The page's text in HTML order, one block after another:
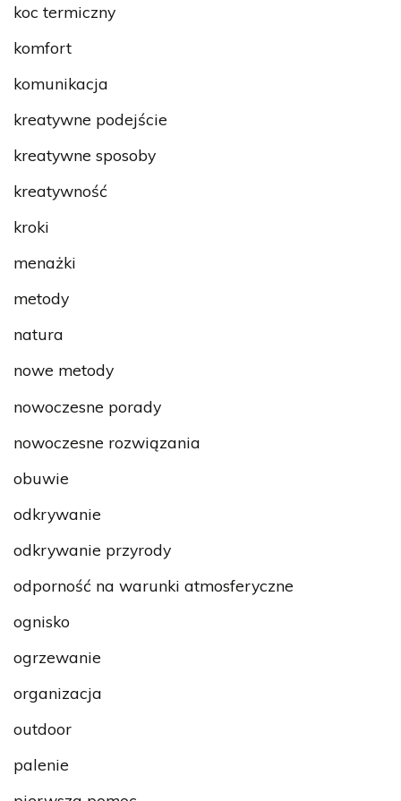
koc termiczny
komfort
komunikacja
kreatywne podejście
kreatywne sposoby
kreatywność
kroki
menażki
metody
natura
nowe metody
nowoczesne porady
nowoczesne rozwiązania
obuwie
odkrywanie
odkrywanie przyrody
odporność na warunki atmosferyczne
ognisko
ogrzewanie
organizacja
outdoor
palenie